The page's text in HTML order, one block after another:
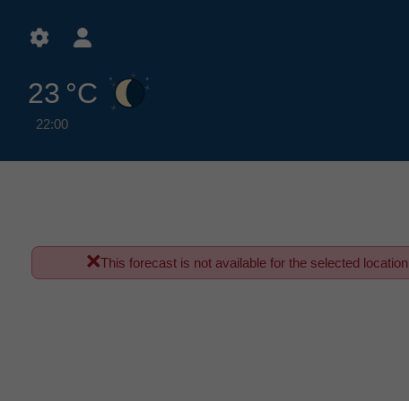
23 °C
22:00
This forecast is not available for the selected location